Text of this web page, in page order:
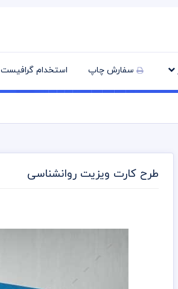
سفارش چاپ استخدام گرافیست
طرح کارت ویزیت روانشناسی